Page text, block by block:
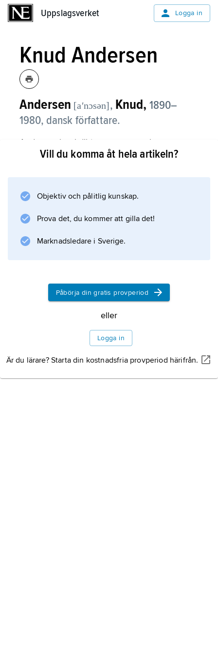
Uppslagsverket Logga in
Knud Andersen
Andersen [aʹnɔsən], Knud, 1890–
1980, dansk författare.
Andersen har i dikter, romaner och
reseböcker framför allt skildrat sjömanslivet.
(1945),
(1946) och
Den niende bølge
(1947). Under 1960- och 1970-talen skrev han i
Information om artikeln
Vill du komma åt hela artikeln?
Objektiv och pålitlig kunskap.
Prova det, du kommer att gilla det!
Marknadsledare i Sverige.
Påbörja din gratis provperiod
eller
Logga in
Är du lärare? Starta din kostnadsfria provperiod härifrån.